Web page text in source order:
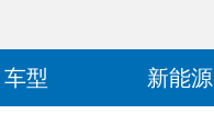
车型 新能源